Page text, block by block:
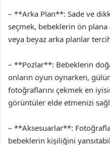
– **Arka Plan**: Sade ve
seçmek, bebeklerin ön plana
veya beyaz arka planlar
– **Pozlar**: Bebeklerin
onların oyun oynarken,
fotoğraflarını çekmek en
görüntüler elde etmenizi
– **Aksesuarlar**:
bebeklerin kişiliğini